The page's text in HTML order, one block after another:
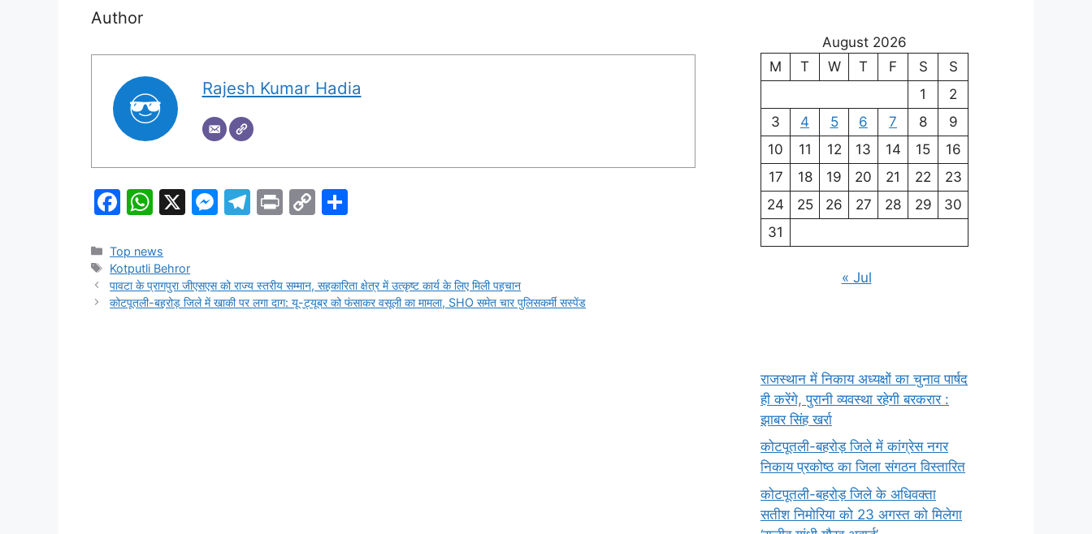
Author
Rajesh Kumar Hadia
F
c
e
b
W
at
s
A
X
M
s
e
T
gr
a
Pr C
y
Li
e
Categories
Top news
Tags
Kotputli Behror
पावटा के प्रागपुरा जीएसएस को राज्य स्तरीय सम्मान, सहकारिता क्षेत्र में उत्कृष्ट कार्य के लिए मिली पहचान
कोटपूतली-बहरोड़ जिले में खाकी पर लगा दाग: यू-ट्यूबर को फंसाकर वसूली का मामला, SHO समेत चार पुलिसकर्मी सस्पेंड
August 2026
M
T W T F S
S
1
2
3
4 5 6 7 8
9
10
11 12 13 14 15
16
17
18 19 20 21 22
23
24
25 26 27 28 29
30
31
« Jul
राजस्थान में निकाय अध्यक्षों का चुनाव पार्षद
ही करेंगे, पुरानी व्यवस्था रहेगी बरकरार :
झाबर सिंह खर्रा
कोटपूतली-बहरोड़ जिले में कांग्रेस नगर
निकाय प्रकोष्ठ का जिला संगठन विस्तारित
कोटपूतली-बहरोड़ जिले के अधिवक्ता
सतीश निमोरिया को 23 अगस्त को मिलेगा